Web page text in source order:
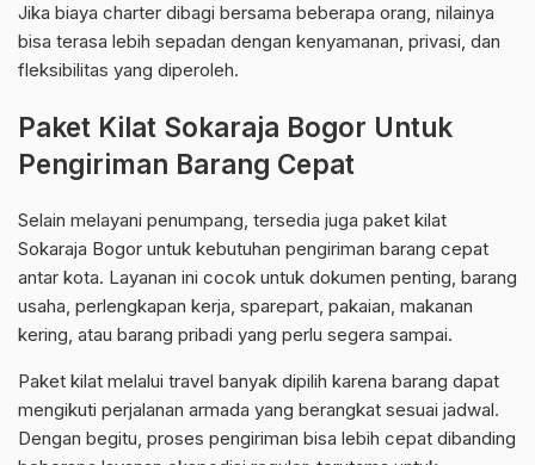
Jika biaya charter dibagi bersama beberapa orang, nilainya
bisa terasa lebih sepadan dengan kenyamanan, privasi, dan
fleksibilitas yang diperoleh.
Paket Kilat Sokaraja Bogor Untuk
Pengiriman Barang Cepat
Selain melayani penumpang, tersedia juga paket kilat
Sokaraja Bogor untuk kebutuhan pengiriman barang cepat
antar kota. Layanan ini cocok untuk dokumen penting, barang
usaha, perlengkapan kerja, sparepart, pakaian, makanan
kering, atau barang pribadi yang perlu segera sampai.
Paket kilat melalui travel banyak dipilih karena barang dapat
mengikuti perjalanan armada yang berangkat sesuai jadwal.
Dengan begitu, proses pengiriman bisa lebih cepat dibanding